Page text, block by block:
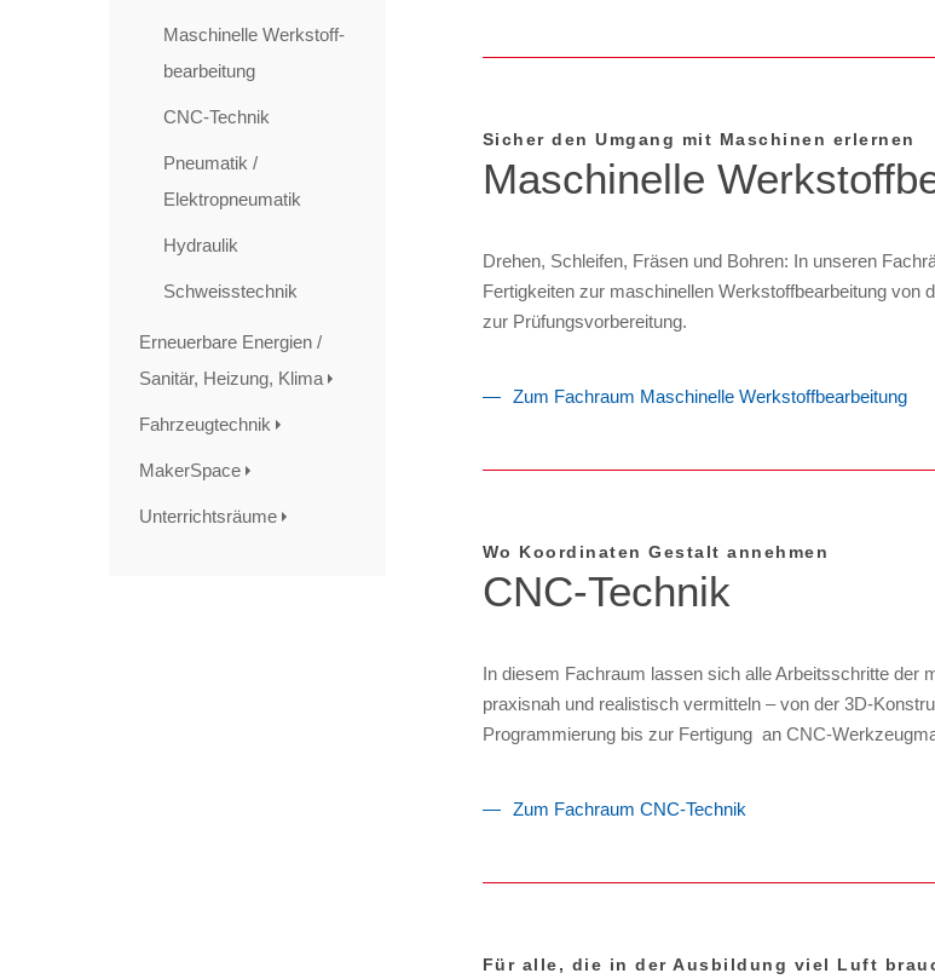
Maschinelle Werkstoff­
bearbeitung
CNC-Technik
Pneumatik /
Elektropneumatik
Hydraulik
Schweisstechnik
Erneuerbare Energien /
Sanitär, Heizung, Klima
Fahrzeugtechnik
MakerSpace
Unterrichtsräume
Sicher den Umgang mit Maschinen erlernen
Maschinelle
Drehen, Schleifen, Fräsen und Bohren: In unseren
Fertigkeiten zur maschinellen Werkstoffbearbeitung von
zur Prüfungsvorbereitung.
Zum Fachraum Maschinelle Werkstoffbearbeitung
Wo Koordinaten Gestalt annehmen
CNC-Technik
In diesem Fachraum lassen sich alle Arbeitsschritte der
praxisnah und realistisch vermitteln – von der 3D-
Programmierung bis zur Fertigung an CNC-
Zum Fachraum CNC-Technik
Für alle, die in der Ausbildung viel Luft